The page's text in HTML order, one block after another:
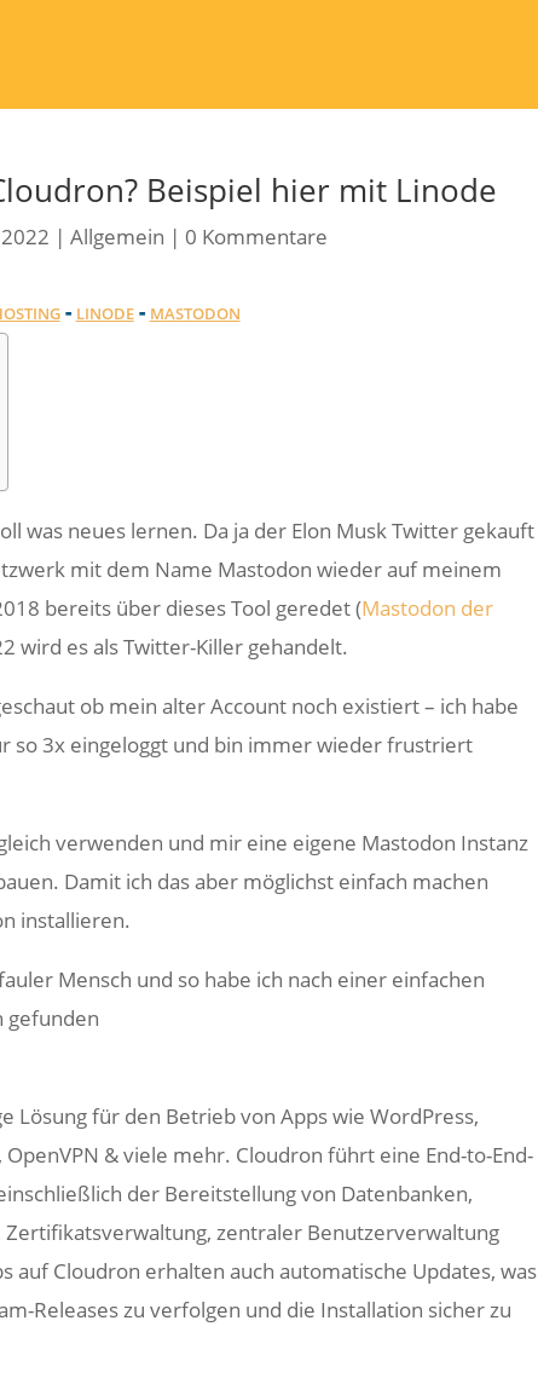
Beispiel hier mit Linode
| Allgemein | 0 Kommentare
- LINODE- MASTODON
was neues lernen. Da ja der Elon Musk Twitter gekauft
mit dem Name Mastodon wieder auf meinem
bereits über dieses Tool geredet (Mastodon der
wird es als Twitter-Killer gehandelt.
ob mein alter Account noch existiert – ich habe
so 3x eingeloggt und bin immer wieder frustriert
verwenden und mir eine eigene Mastodon Instanz
Damit ich das aber möglichst einfach machen
installieren.
Mensch und so habe ich nach einer einfachen
gefunden
Lösung für den Betrieb von Apps wie WordPress,
& viele mehr. Cloudron führt eine End-to-End-
der Bereitstellung von Datenbanken,
Zertifikatsverwaltung, zentraler Benutzerverwaltung
auf Cloudron erhalten auch automatische Updates, was
Releases zu verfolgen und die Installation sicher zu